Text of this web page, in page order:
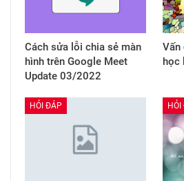
Cách sửa lỗi chia sẻ màn
hình trên Google Meet
Update 03/2022
Vấn
học
HỎI ĐÁP